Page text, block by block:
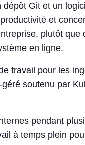
Git et un
et
plutôt que
en ligne.
travail pour les
soutenu par
pendant
à temps plein